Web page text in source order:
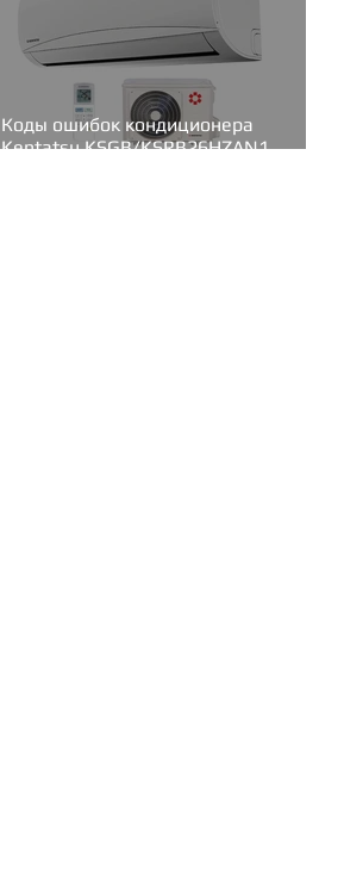
Коды ошибок кондиционера
Kentatsu KSGB/KSRB26HZAN1